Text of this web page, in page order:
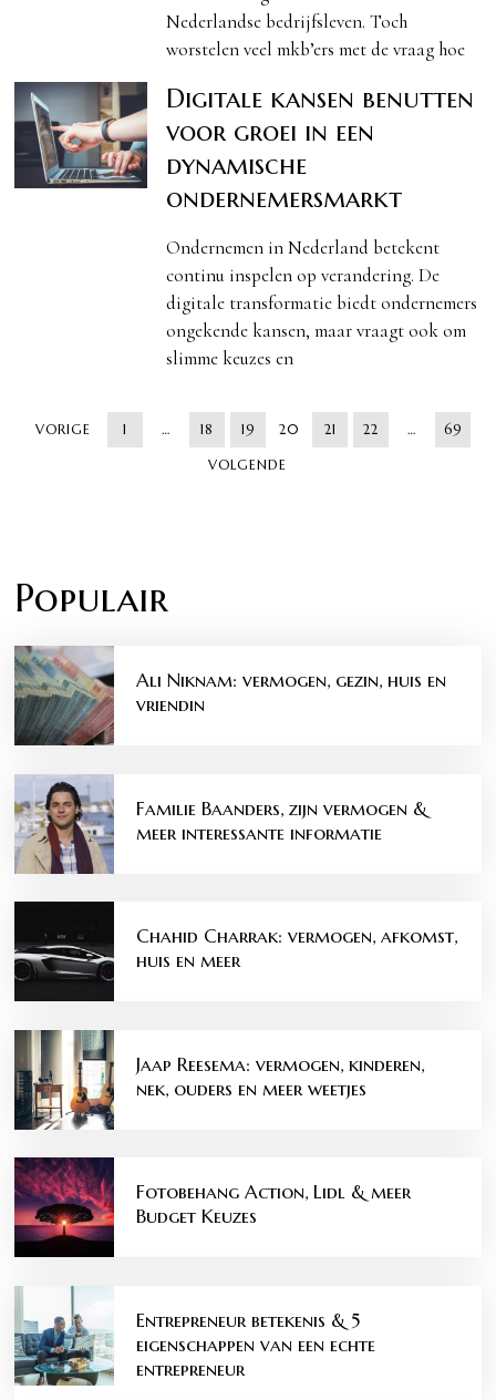
Nederlandse bedrijfsleven. Toch
worstelen veel mkb’ers met de vraag hoe
Digitale kansen benutten
voor groei in een
dynamische
ondernemersmarkt
Ondernemen in Nederland betekent
continu inspelen op verandering. De
digitale transformatie biedt ondernemers
ongekende kansen, maar vraagt ook om
slimme keuzes en
VORIGE 1 … 18 19 20 21 22 … 69
VOLGENDE
Populair
Ali Niknam: vermogen, gezin, huis en
vriendin
Familie Baanders, zijn vermogen &
meer interessante informatie
Chahid Charrak: vermogen, afkomst,
huis en meer
Jaap Reesema: vermogen, kinderen,
nek, ouders en meer weetjes
Fotobehang Action, Lidl & meer
Budget Keuzes
Entrepreneur betekenis & 5
eigenschappen van een echte
entrepreneur